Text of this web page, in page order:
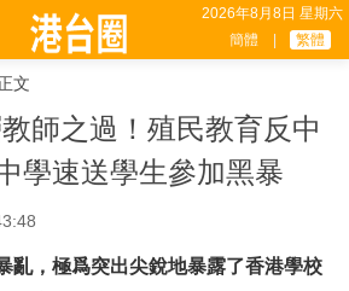
2026年8月8日 星期六
簡體
繁體
文
師之過！殖民教育反中
學速送學生參加黑暴
亂，極爲突出尖銳地暴露了香港學校